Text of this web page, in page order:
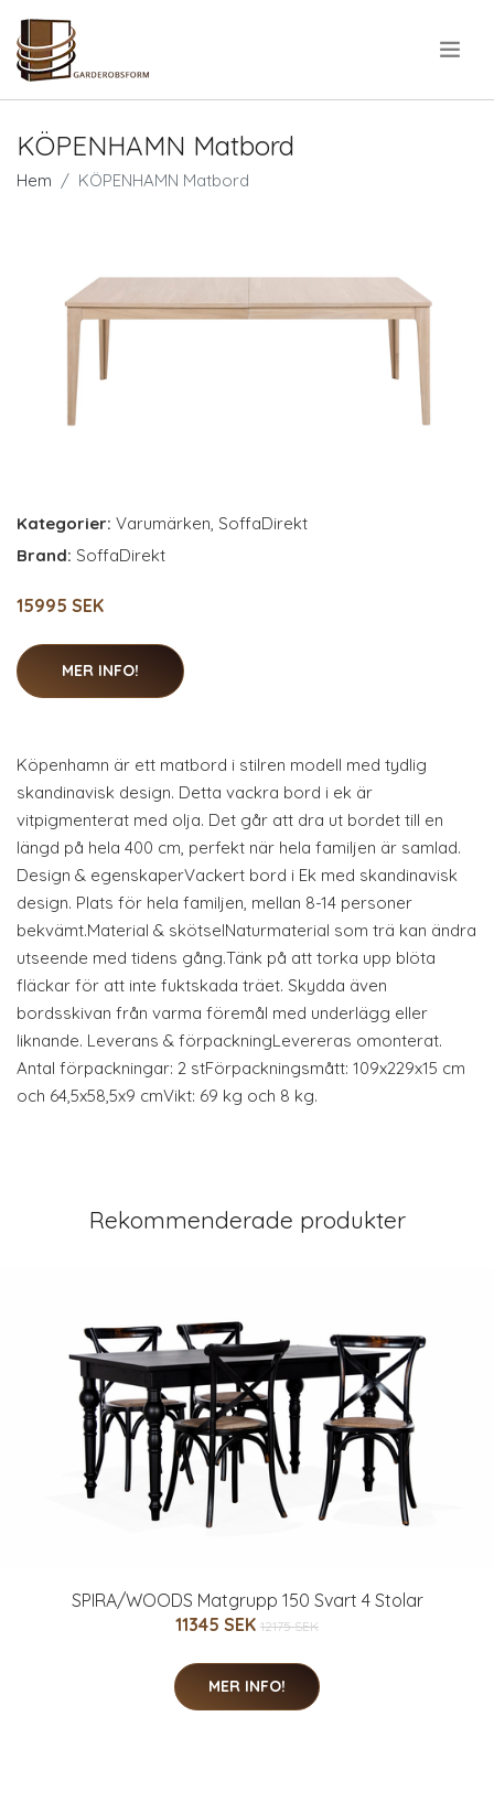
KÖPENHAMN Matbord
Hem KÖPENHAMN Matbord
Kategorier: Varumärken, SoffaDirekt
Brand: SoffaDirekt
15995 SEK
MER INFO!
Köpenhamn är ett matbord i stilren modell med tydlig
skandinavisk design. Detta vackra bord i ek är
vitpigmenterat med olja. Det går att dra ut bordet till en
längd på hela 400 cm, perfekt när hela familjen är samlad.
Design & egenskaperVackert bord i Ek med skandinavisk
design. Plats för hela familjen, mellan 8-14 personer
bekvämt.Material & skötselNaturmaterial som trä kan ändra
utseende med tidens gång.Tänk på att torka upp blöta
fläckar för att inte fuktskada träet. Skydda även
bordsskivan från varma föremål med underlägg eller
liknande. Leverans & förpackningLevereras omonterat.
Antal förpackningar: 2 stFörpackningsmått: 109x229x15 cm
och 64,5x58,5x9 cmVikt: 69 kg och 8 kg.
Rekommenderade produkter
SPIRA/WOODS Matgrupp 150 Svart 4 Stolar
11345 SEK 12175 SEK
MER INFO!